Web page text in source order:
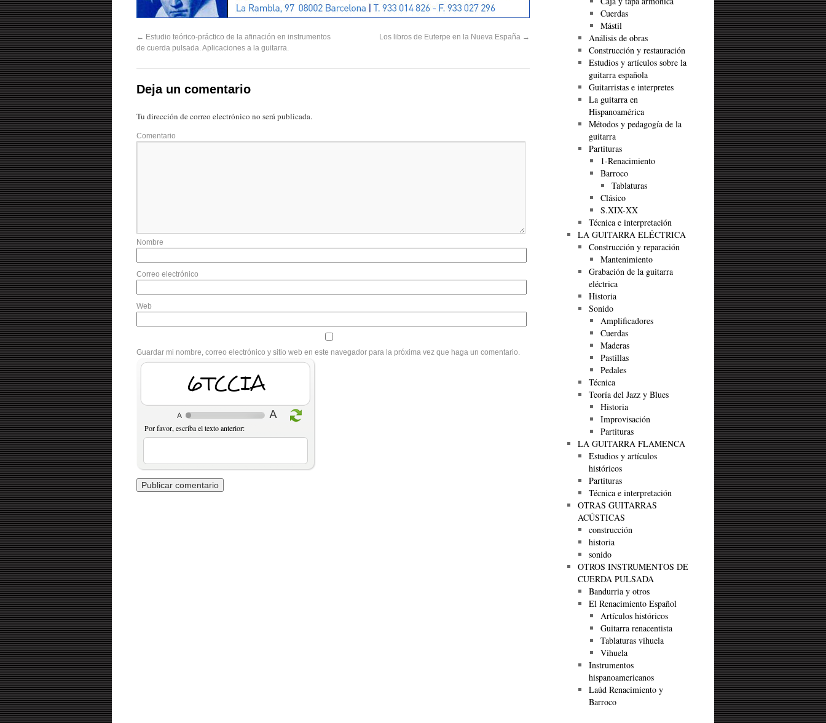
← Estudio teórico-práctico de la afinación en instrumentos
de cuerda pulsada. Aplicaciones a la guitarra.
Los libros de Euterpe en la Nueva España →
Deja un comentario
Tu dirección de correo electrónico no será publicada.
Comentario
Nombre
Correo electrónico
Web
Guardar mi nombre, correo electrónico y sitio web en este navegador para la próxima vez que haga un comentario.
bWrrm2
Por favor, escriba el texto anterior:
Cuerdas
Mástil
Análisis de obras
Construcción y restauración
Estudios y artículos sobre la
guitarra española
Guitarristas e interpretes
La guitarra en
Hispanoamérica
Métodos y pedagogía de la
guitarra
Partituras
1-Renacimiento
Barroco
Tablaturas
Clásico
S.XIX-XX
Técnica e interpretación
LA GUITARRA ELÉCTRICA
Construcción y reparación
Mantenimiento
Grabación de la guitarra
eléctrica
Historia
Sonido
Amplificadores
Cuerdas
Maderas
Pastillas
Pedales
Técnica
Teoría del Jazz y Blues
Historia
Improvisación
Partituras
LA GUITARRA FLAMENCA
Estudios y artículos
históricos
Partituras
Técnica e interpretación
OTRAS GUITARRAS
ACÚSTICAS
construcción
historia
sonido
OTROS INSTRUMENTOS DE
CUERDA PULSADA
Bandurria y otros
El Renacimiento Español
Artículos históricos
Guitarra renacentista
Tablaturas vihuela
Vihuela
Instrumentos
hispanoamericanos
Laúd Renacimiento y
Barroco